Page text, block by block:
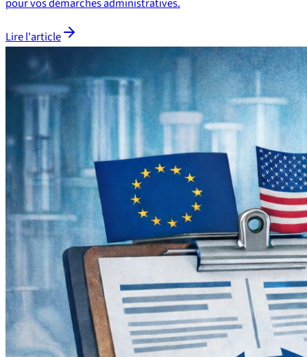
Lire l'article